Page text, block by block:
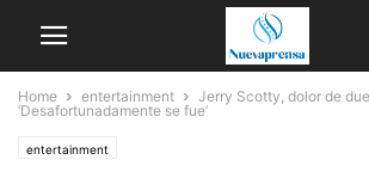
Home entertainment
Jerry Scotty, dolor de
‘Desafortunadamente se fue’
entertainment